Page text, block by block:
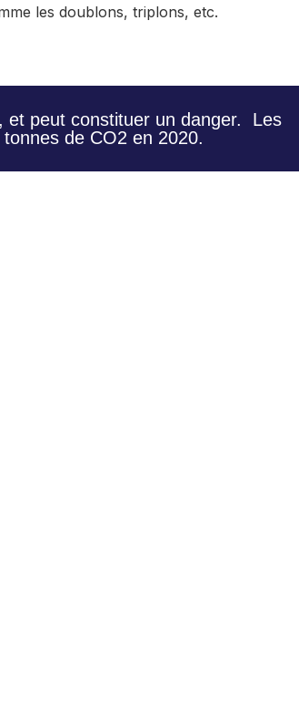
les doublons, triplons, etc.
et peut constituer un danger. Les
de CO2 en 2020.